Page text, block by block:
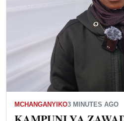
MCHANGANYIKO3 MINUTES AGO